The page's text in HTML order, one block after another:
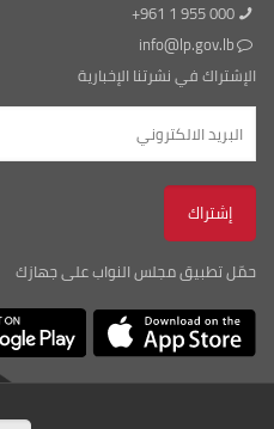
+961 1 955 000
info@lp.gov.lb
الإشتراك في نشرتنا الإخبارية
حمّل تطبيق مجلس النواب على جهازك